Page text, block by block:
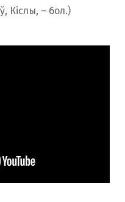
Кіслы, – бол.)